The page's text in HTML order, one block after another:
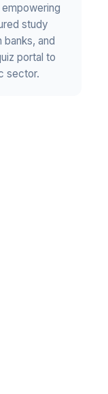
study
banks, and
portal to
sector.